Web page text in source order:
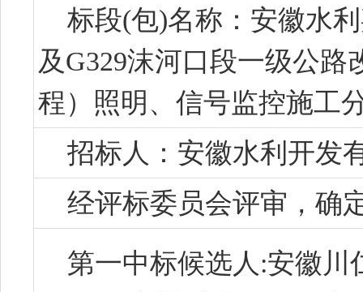
标段(包)名称： 安徽水
及G329沫河口段一级公
程）照明、信号监控施工
招标人： 安徽水利开发
经评标委员会评审，确
第一中标候选人:安徽川